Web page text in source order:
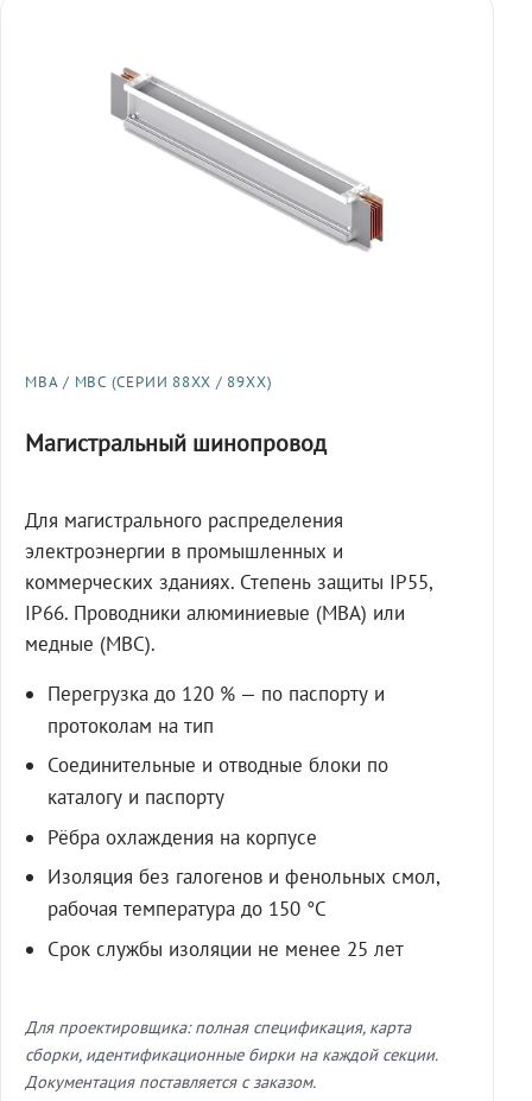
МВА / МВС (СЕРИИ 88XX / 89XX)
Магистральный шинопровод
Для магистрального распределения
электроэнергии в промышленных и
коммерческих зданиях. Степень защиты IP55,
IP66. Проводники алюминиевые (МВА) или
медные (МВС).
Перегрузка до 120 % — по паспорту и
протоколам на тип
Соединительные и отводные блоки по
каталогу и паспорту
Рёбра охлаждения на корпусе
Изоляция без галогенов и фенольных смол,
рабочая температура до 150 °C
Срок службы изоляции не менее 25 лет
Для проектировщика: полная спецификация, карта
сборки, идентификационные бирки на каждой секции.
Документация поставляется с заказом.